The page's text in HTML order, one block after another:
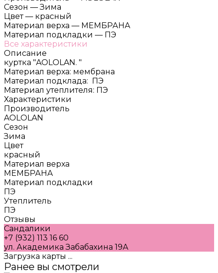
Сезон — Зима
Цвет — красный
Материал верха — МЕМБРАНА
Материал подкладки — ПЭ
Все характеристики
Описание
куртка "AOLOLAN. "
Материал верха: мембрана
Материал подклада: ПЭ
Материал утеплителя: ПЭ
Характеристики
Производитель
AOLOLAN
Сезон
Зима
Цвет
красный
Материал верха
МЕМБРАНА
Материал подкладки
ПЭ
Утеплитель
ПЭ
Отзывы
Сандалики
+7 (932) 113 16 60
ул. Академика Забабахина 19А
Загрузка карты ...
Ранее вы смотрели